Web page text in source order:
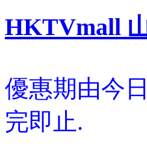
HKTVmall
優惠期由今
完即止.